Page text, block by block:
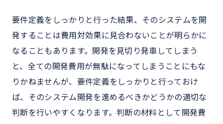
要件定義をしっかりと行った結果、そのシステムを開
発することは費用対効果に見合わないことが明らかに
なることもあります。開発を見切り発車してしまう
と、全ての開発費用が無駄になってしまうことにもな
りかねませんが、要件定義をしっかりと行っておけ
ば、そのシステム開発を進めるべきかどうかの適切な
判断を行いやすくなります。判断の材料として開発費